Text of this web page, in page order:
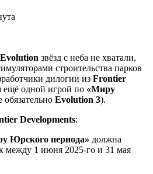
звёзд с неба не хватали,
строительства парков
дилогии из Frontier
ещё одной игрой по «Миру
обязательно Evolution 3).
Developments:
Юрского периода» должна
между 1 июня 2025-го и 31 мая